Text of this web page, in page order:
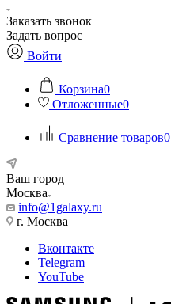
Заказать звонок
Задать вопрос
Войти
Корзина0
Отложенные0
Сравнение товаров0
Ваш город
Москва
info@1galaxy.ru
г. Москва
Вконтакте
Telegram
YouTube